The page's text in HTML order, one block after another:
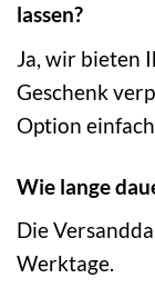
lassen?
Ja, wir bieten
Geschenk
Option
Wie lange
Die
Werktage.